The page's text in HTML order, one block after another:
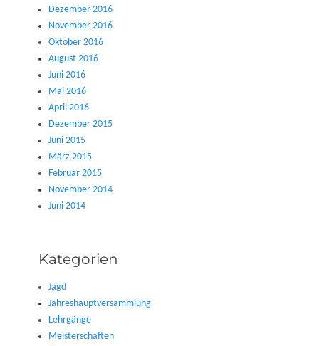
Dezember 2016
November 2016
Oktober 2016
August 2016
Juni 2016
Mai 2016
April 2016
Dezember 2015
Juni 2015
März 2015
Februar 2015
November 2014
Juni 2014
Kategorien
Jagd
Jahreshauptversammlung
Lehrgänge
Meisterschaften